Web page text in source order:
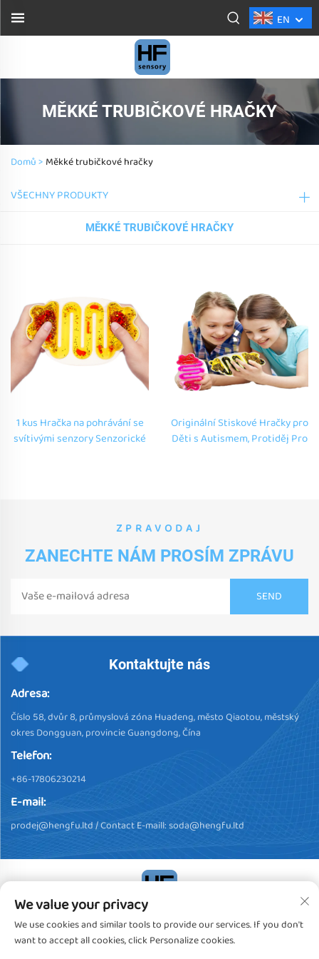
EN
MĚKKÉ TRUBIČKOVÉ HRAČKY
Domů > Měkké trubičkové hračky
VŠECHNY PRODUKTY
MĚKKÉ TRUBIČKOVÉ HRAČKY
1 kus Hračka na pohrávání se
svítivými senzory Senzorické
Originální Stiskové Hračky pro
Děti s Autismem, Protiděj Pro
ZPRAVODAJ
ZANECHTE NÁM PROSÍM ZPRÁVU
Kontaktujte nás
Adresa:
Číslo 58, dvůr 8, průmyslová zóna Huadeng, město Qiaotou, městský
okres Dongguan, provincie Guangdong, Čína
Telefon:
+86-17806230214
E-mail:
prodej@hengfu.ltd/ Contact E-maill:soda@hengfu.ltd
Všechna práva vyhrazena, Dongguan Hengfu Plastic Products Co.,
Ltd. Copyright © 2024Ochrana soukromí
We value your privacy
We use cookies and similar tools to provide our services. If you don't
want to accept all cookies, click Personalize cookies.